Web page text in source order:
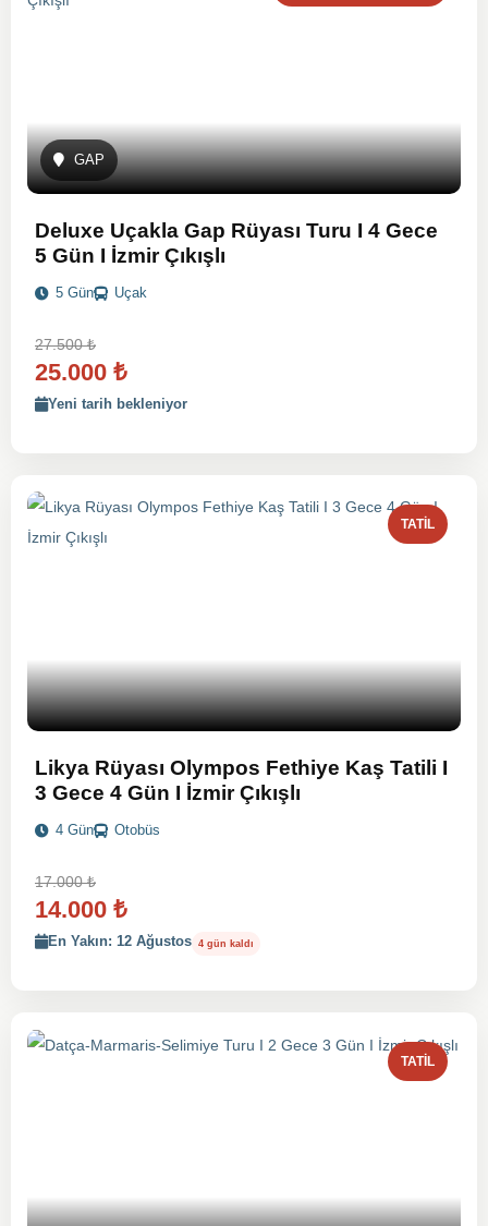
GAP
Deluxe Uçakla Gap Rüyası Turu I 4 Gece
5 Gün I İzmir Çıkışlı
5 Gün Uçak
27.500₺
25.000 ₺
Yeni tarih bekleniyor
TATIL
Likya Rüyası Olympos Fethiye Kaş Tatili I
3 Gece 4 Gün I İzmir Çıkışlı
4 Gün Otobüs
17.000₺
14.000 ₺
En Yakın: 12 Ağustos 4 gün kaldı
TATIL